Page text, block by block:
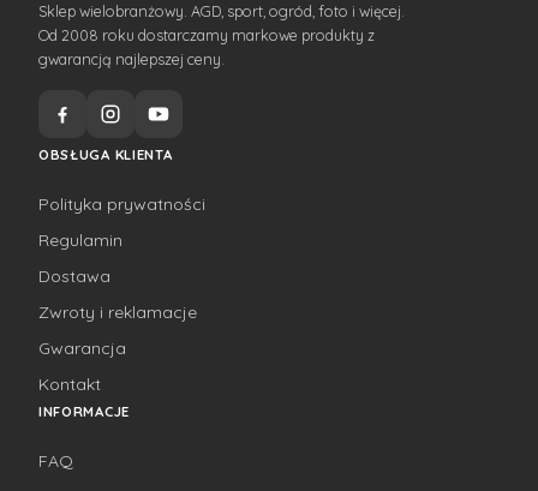
Sklep wielobranżowy. AGD, sport, ogród, foto i więcej.
Od 2008 roku dostarczamy markowe produkty z
gwarancją najlepszej ceny.
OBSŁUGA KLIENTA
Polityka prywatności
Regulamin
Dostawa
Zwroty i reklamacje
Gwarancja
Kontakt
INFORMACJE
FAQ